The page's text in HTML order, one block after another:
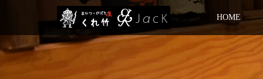
HOME